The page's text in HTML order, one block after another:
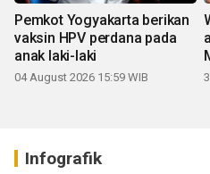
Pemkot Yogyakarta berikan
vaksin HPV perdana pada
anak laki-laki
04 August 2026 15:59 WIB
Infografik